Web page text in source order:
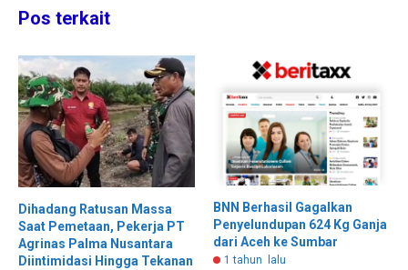
Pos terkait
Dihadang Ratusan Massa
Saat Pemetaan, Pekerja PT
Agrinas Palma Nusantara
Diintimidasi Hingga Tekanan
BNN Berhasil Gagalkan
Penyelundupan 624 Kg Ganja
dari Aceh ke Sumbar
1 tahun lalu